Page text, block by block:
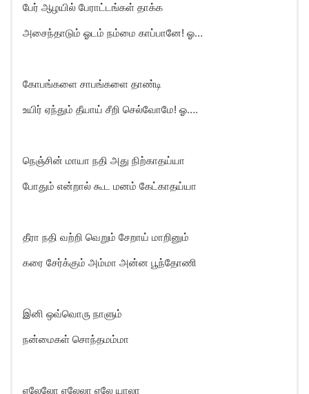
பேர் ஆழயில் பேராட்டங்கள் தாக்க
அசைந்தாடும் ஓடம் நம்மை காப்பானே! ஓ…
கோபங்களை சாபங்களை தாண்டி
உயிர் ஏந்தும் தீயாய் சீறி செல்வோமே! ஓ….
நெஞ்சின் மாயா நதி அது நிற்காதய்யா
போதும் என்றால் கூட மனம் கேட்காதய்யா
தீரா நதி வற்றி வெறும் சேறாய் மாறினும்
கரை சேர்க்கும் அம்மா அன்ன பூந்தோணி
இனி ஒவ்வொரு நாளும்
நன்மைகள் சொந்தமம்மா
ஏலேலோ ஏலேலா ஏலே யாலா